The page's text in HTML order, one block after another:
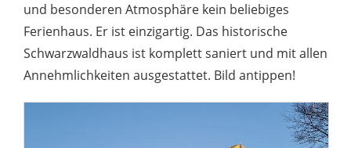
und besonderen Atmosphäre kein beliebiges
Ferienhaus. Er ist einzigartig. Das historische
Schwarzwaldhaus ist komplett saniert und mit allen
Annehmlichkeiten ausgestattet. Bild antippen!